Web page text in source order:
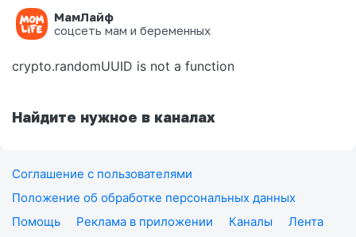
МамЛайф
соцсеть мам и беременных
Ошибка на странице
crypto.randomUUID is not a function
Найдите нужное в каналах
Соглашение с пользователями
Положение об обработке персональных данных
Помощь
Реклама в приложении Каналы
Лента